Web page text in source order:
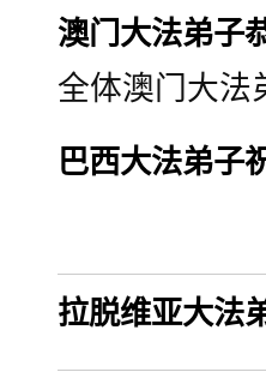
澳门大法弟子
全体澳门大法
巴西大法弟子
拉脱维亚大法